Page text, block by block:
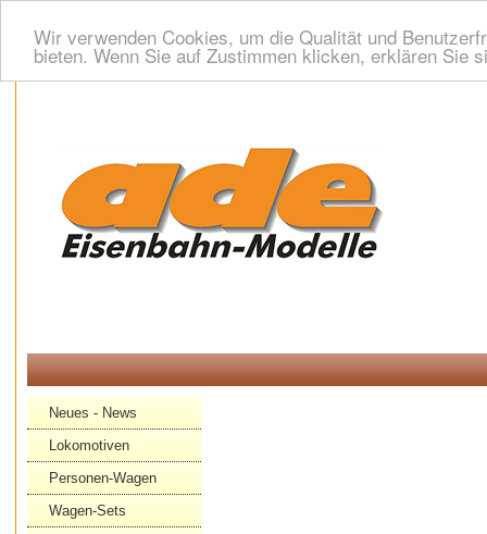
Wir verwenden Cookies, um die Qualität und
bieten. Wenn Sie auf Zustimmen klicken, erklären Sie
Neues - News
Lokomotiven
Personen-Wagen
Wagen-Sets